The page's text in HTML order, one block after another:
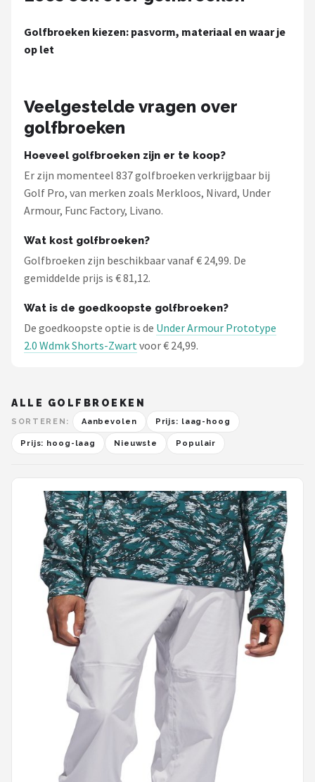
Golfbroeken kiezen: pasvorm, materiaal en waar je
op let
Veelgestelde vragen over
golfbroeken
Hoeveel golfbroeken zijn er te koop?
Er zijn momenteel 837 golfbroeken verkrijgbaar bij
Golf Pro, van merken zoals Merkloos, Nivard, Under
Armour, Func Factory, Livano.
Wat kost golfbroeken?
Golfbroeken zijn beschikbaar vanaf € 24,99. De
gemiddelde prijs is € 81,12.
Wat is de goedkoopste golfbroeken?
De goedkoopste optie is de Under Armour Prototype
2.0 Wdmk Shorts-Zwartvoor € 24,99.
ALLE GOLFBROEKEN
SORTEREN: Aanbevolen Prijs: laag-hoog
Prijs: hoog-laag Nieuwste Populair